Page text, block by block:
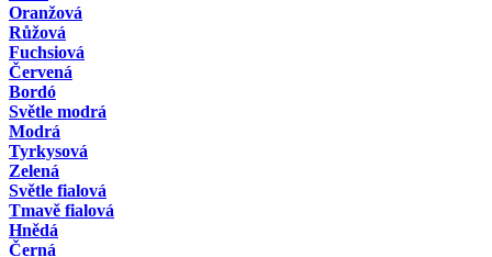
Oranžová
Růžová
Fuchsiová
Červená
Bordó
Světle modrá
Modrá
Tyrkysová
Zelená
Světle fialová
Tmavě fialová
Hnědá
Černá